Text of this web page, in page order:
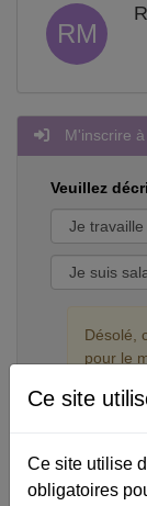
RM
M'inscrire
Veuillez
Désolé,
pour le
Si vous
pouvez
Ce site
Ce site utilise
obligatoires